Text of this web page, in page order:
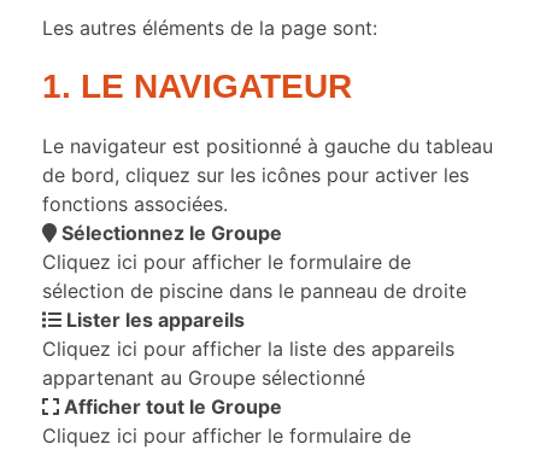
Les autres éléments de la page sont:
1. LE NAVIGATEUR
Le navigateur est positionné à gauche du tableau
de bord, cliquez sur les icônes pour activer les
fonctions associées.
Sélectionnez le Groupe
Cliquez ici pour afficher le formulaire de
sélection de piscine dans le panneau de droite
Lister les appareils
Cliquez ici pour afficher la liste des appareils
appartenant au Groupe sélectionné
Afficher tout le Groupe
Cliquez ici pour afficher le formulaire de